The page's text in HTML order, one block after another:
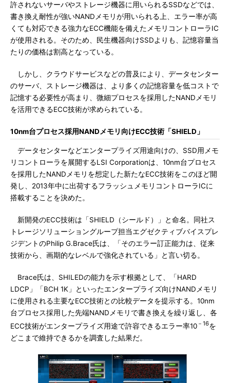
許されないサーバやストレージ機器に用いられるSSDなどでは、
書き換え耐性が強いNANDメモリが用いられる上、エラー率が高
くても対応できる強力なECC機能を備えたメモリコントローラIC
が使用される。そのため、民生機器向けSSDよりも、記憶容量当
たりの価格は割高となっている。
しかし、クラウドサービスなどの普及により、データセンター
のサーバ、ストレージ機器は、より多くの記憶容量を低コストで
記憶する必要性が高まり、微細プロセスを採用したNANDメモリ
を活用できるECC技術が求められている。
10nm台プロセス採用NANDメモリ向けECC技術「SHIELD」
データセンターなどエンタープライズ用途向けの、SSD用メモ
リコントローラを展開するLSI Corporationは、10nm台プロセス
を採用したNANDメモリを想定した新たなECC技術をこのほど開
発し、2013年中に出荷するフラッシュメモリコントローラICに
搭載することを決めた。
新開発のECC技術は「SHIELD（シールド）」と命名。同社ス
トレージソリューショングループ担当エグゼクティブバイスプレ
ジデントのPhilip G.Brace氏は、「そのエラー訂正能力は、従来
技術から、画期的なレベルで強化されている」と言い切る。
Brace氏は、SHILEDの能力を示す根拠として、「HARD
LDCP」「BCH 1K」といったエンタープライズ向けNANDメモリ
に使用される主要なECC技術との比較データを提示する。10nm
台プロセス採用した先端NANDメモリで書き換えを繰り返し、各
ECC技術がエンタープライズ用途で許容できるエラー率10 －16を
どこまで維持できるかを調査した結果だ。